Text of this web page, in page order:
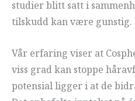
studier blitt satt i
tilskudd kan være gunstig.
Vår erfaring viser at
viss grad kan stoppe
potensial ligger i at de